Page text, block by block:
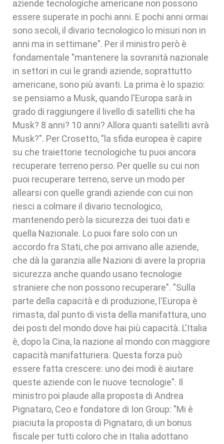
aziende tecnologiche americane non possono
essere superate in pochi anni. E pochi anni ormai
sono secoli, il divario tecnologico lo misuri non in
anni ma in settimane". Per il ministro però è
fondamentale "mantenere la sovranità nazionale
in settori in cui le grandi aziende, soprattutto
americane, sono più avanti. La prima è lo spazio:
se pensiamo a Musk, quando l'Europa sarà in
grado di raggiungere il livello di satelliti che ha
Musk? 8 anni? 10 anni? Allora quanti satelliti avrà
Musk?". Per Crosetto, "la sfida europea è capire
su che traiettorie tecnologiche tu puoi ancora
recuperare terreno perso. Per quelle su cui non
puoi recuperare terreno, serve un modo per
allearsi con quelle grandi aziende con cui non
riesci a colmare il divario tecnologico,
mantenendo però la sicurezza dei tuoi dati e
quella Nazionale. Lo puoi fare solo con un
accordo fra Stati, che poi arrivano alle aziende,
che dà la garanzia alle Nazioni di avere la propria
sicurezza anche quando usano tecnologie
straniere che non possono recuperare". "Sulla
parte della capacità e di produzione, l'Europa è
rimasta, dal punto di vista della manifattura, uno
dei posti del mondo dove hai più capacità. L'Italia
è, dopo la Cina, la nazione al mondo con maggiore
capacità manifatturiera. Questa forza può
essere fatta crescere: uno dei modi è aiutare
queste aziende con le nuove tecnologie". Il
ministro poi plaude alla proposta di Andrea
Pignataro, Ceo e fondatore di Ion Group: "Mi è
piaciuta la proposta di Pignataro, di un bonus
fiscale per tutti coloro che in Italia adottano